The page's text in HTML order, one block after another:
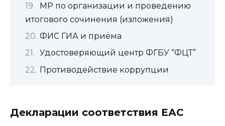
МР по организации и проведению
итогового сочинения (изложения)
ФИС ГИА и приёма
Удостоверяющий центр ФГБУ “ФЦТ”
Противодействие коррупции
Декларации соответствия ЕАС